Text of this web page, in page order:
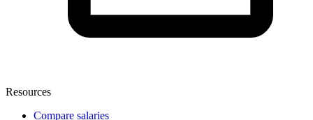
Resources
Compare salaries